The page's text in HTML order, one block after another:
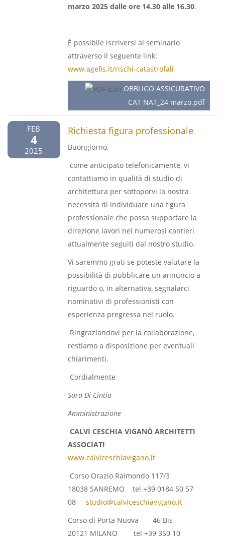
marzo 2025 dalle ore 14.30 alle 16.30.
È possibile iscriversi al seminario
attraverso il seguente link:
www.agefis.it/rischi-catastrofali
OBBLIGO ASSICURATIVO
CAT NAT_24 marzo.pdf
FEB
4
2025
Richiesta figura professionale
Buongiorno,
come anticipato telefonicamente, vi
contattiamo in qualità di studio di
architettura per sottoporvi la nostra
necessità di individuare una figura
professionale che possa supportare la
direzione lavori nei numerosi cantieri
attualmente seguiti dal nostro studio.
Vi saremmo grati se poteste valutare la
possibilità di pubblicare un annuncio a
riguardo o, in alternativa, segnalarci
nominativi di professionisti con
esperienza pregressa nel ruolo.
Ringraziandovi per la collaborazione,
restiamo a disposizione per eventuali
chiarimenti.
Cordialmente
Sara Di Cintio
Amministrazione
CALVI CESCHIA VIGANÒ ARCHITETTI
ASSOCIATI
www.calviceschiavigano.it
Corso Orazio Raimondo 117/3
18038 SANREMO tel +39 0184 50 57
08 studio@calviceschiavigano.it
Corso di Porta Nuova 46 Bis
20121 MILANO tel +39 350 10